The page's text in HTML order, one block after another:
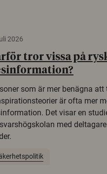
2026
tror vissa på
som är mer benägna att
är ofta mer
Det visar en
med